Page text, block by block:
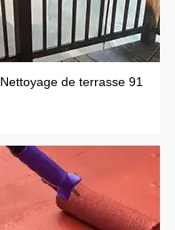
Nettoyage de terrasse 91